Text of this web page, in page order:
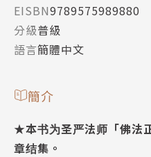
EISBN9789575989880
分級普級
語言簡體中文
簡介
★本书为圣严法师「佛法
章结集。